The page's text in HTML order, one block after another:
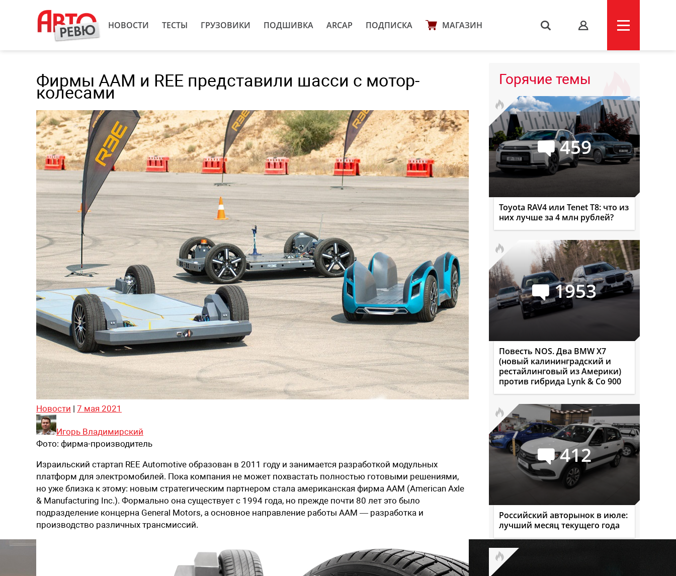
НОВОСТИ ТЕСТЫ ГРУЗОВИКИ ПОДШИВКА ARCAP ПОДПИСКА МАГАЗИН s
Фирмы AAM и REE представили шасси с мотор-
колесами
Новости | 7 мая 2021
Игорь Владимирский
Фото: фирма-производитель
Израильский стартап REE Automotive образован в 2011 году и занимается разработкой модульных
платформ для электромобилей. Пока компания не может похвастать полностью готовыми решениями,
но уже близка к этому: новым стратегическим партнером стала американская фирма AAM (American Axle
& Manufacturing Inc.). Формально она существует с 1994 года, но прежде почти 80 лет это было
подразделение концерна General Motors, а основное направление работы AAM — разработка и
производство различных трансмиссий.
Горячие темы
459
Toyota RAV4 или Tenet T8: что из
них лучше за 4 млн рублей?
1953
Повесть NOS. Два BMW X7
(новый калининградский и
рестайлинговый из Америки)
против гибрида Lynk & Co 900
412
Российский авторынок в июле:
лучший месяц текущего года